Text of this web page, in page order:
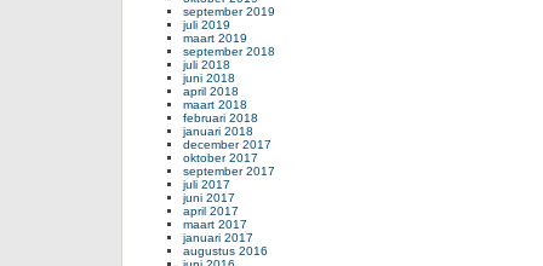
september 2019
juli 2019
maart 2019
september 2018
juli 2018
juni 2018
april 2018
maart 2018
februari 2018
januari 2018
december 2017
oktober 2017
september 2017
juli 2017
juni 2017
april 2017
maart 2017
januari 2017
augustus 2016